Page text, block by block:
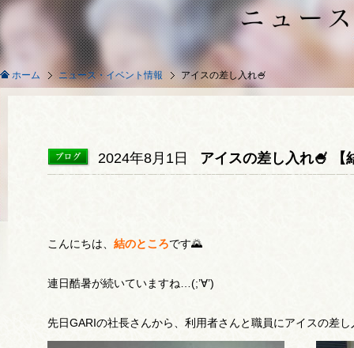
ホーム ニュース・イベント情報 アイスの差し入れ🍧
2024年8月1日 アイスの差し入れ🍧 【
こんにちは、 結のところです🌄
連日酷暑が続いていますね…(;’∀’)
先日GARIの社長さんから、利用者さんと職員にアイスの差